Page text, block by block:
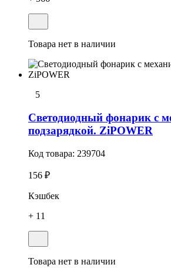
Товара нет в наличии
5
Светодиодный фонарик с
подзарядкой. ZiPOWER
Код товара: 239704
156 ₽
Кэшбек
+ 11
Товара нет в наличии